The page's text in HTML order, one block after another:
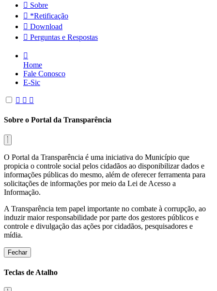
Sobre
*Retificação
Download
Perguntas e Respostas
Home
Fale Conosco
E-Sic
Sobre o Portal da Transparência
O Portal da Transparência é uma iniciativa do Município que
propicia o controle social pelos cidadãos ao disponibilizar dados e
informações públicas do mesmo, além de oferecer ferramenta para
solicitações de informações por meio da Lei de Acesso a
Informação.
A Transparência tem papel importante no combate à corrupção, ao
induzir maior responsabilidade por parte dos gestores públicos e
controle e divulgação das ações por cidadãos, pesquisadores e
mídia.
Fechar
Teclas de Atalho